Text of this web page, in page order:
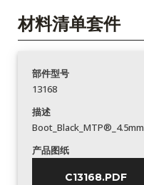
材料清单套件
部件型号
13168
描述
Boot_Black_MTP®_4.5mm
产品图纸
C13168.PDF